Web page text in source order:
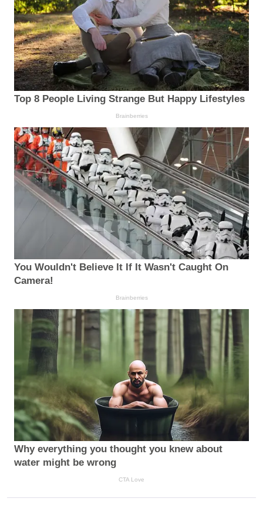
Top 8 People Living Strange But Happy Lifestyles
Brainberries
You Wouldn't Believe It If It Wasn't Caught On
Camera!
Brainberries
Why everything you thought you knew about
water might be wrong
CTA Love